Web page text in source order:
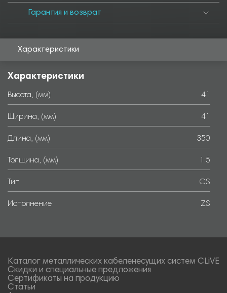
Гарантия и возврат
Характеристики
Характеристики
Высота, (мм) 41
Ширина, (мм) 41
Длина, (мм) 350
Толщина, (мм) 1.5
Тип CS
Исполнение ZS
Каталог металлических кабеленесущих систем CLiVE
Скидки и специальные предложения
Сертификаты на продукцию
Статьи